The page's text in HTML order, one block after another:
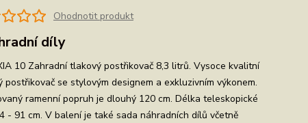
Ohodnotit produkt
díly
10 Zahradní tlakový postřikovač 8,3 litrů. Vysoce kvalitní
postřikovač se stylovým designem a exkluzivním výkonem.
ramenní popruh je dlouhý 120 cm. Délka teleskopické
- 91 cm. V balení je také sada náhradních dílů včetně